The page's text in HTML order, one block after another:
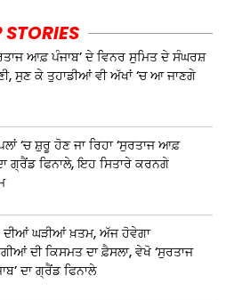
STORIES
ਆਫ਼ ਪੰਜਾਬ’ ਦੇ ਵਿਨਰ ਸੁਮਿਤ ਦੇ ਸੰਘਰਸ਼
ਸੁਣ ਕੇ ਤੁਹਾਡੀਆਂ ਵੀ ਅੱਖਾਂ ‘ਚ ਆ ਜਾਣਗੇ
‘ਚ ਸ਼ੁਰੂ ਹੋਣ ਜਾ ਰਿਹਾ ‘ਸੁਰਤਾਜ ਆਫ਼
ਗ੍ਰੈਂਡ ਫਿਨਾਲੇ, ਇਹ ਸਿਤਾਰੇ ਕਰਨਗੇ
ਦੀਆਂ ਘੜੀਆਂ ਖ਼ਤਮ, ਅੱਜ ਹੋਵੇਗਾ
ਦੀ ਕਿਸਮਤ ਦਾ ਫ਼ੈਸਲਾ, ਵੇਖੋ ‘ਸੁਰਤਾਜ
ਦਾ ਗ੍ਰੈਂਡ ਫਿਨਾਲੇ